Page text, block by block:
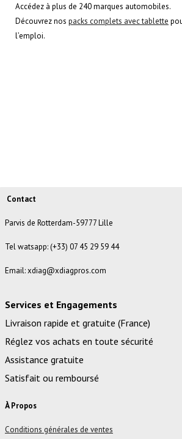
Accédez à plus de 240 marques automobiles.
Découvrez nos packs complets avec tablette
l’emploi.
Contact
Parvis de Rotterdam-59777 Lille
Tel watsapp: (+33) 07 45 29 59 44
Email: xdiag@xdiagpros.com
Services et Engagements
Livraison rapide et gratuite (France)
Réglez vos achats en toute sécurité
Assistance gratuite
Satisfait ou remboursé
À Propos
Conditions générales de ventes